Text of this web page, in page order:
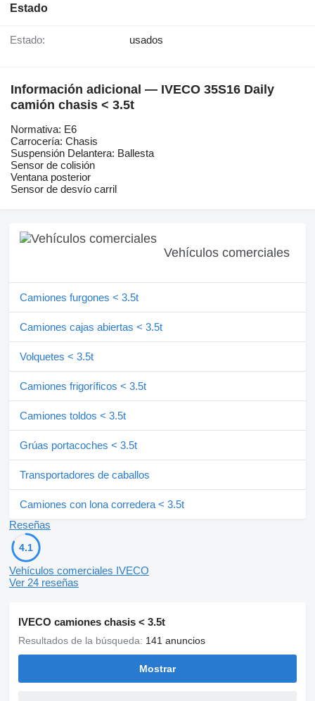
Estado
Estado: usados
Información adicional — IVECO 35S16 Daily
camión chasis < 3.5t
Normativa: E6
Carrocería: Chasis
Suspensión Delantera: Ballesta
Sensor de colisión
Ventana posterior
Sensor de desvío carril
Vehículos comerciales
Camiones furgones < 3.5t
Camiones cajas abiertas < 3.5t
Volquetes < 3.5t
Camiones frigoríficos < 3.5t
Camiones toldos < 3.5t
Grúas portacoches < 3.5t
Transportadores de caballos
Camiones con lona corredera < 3.5t
Reseñas
4.1
Vehículos comerciales IVECO
Ver 24 reseñas
IVECO camiones chasis < 3.5t
Resultados de la búsqueda: 141 anuncios
Mostrar